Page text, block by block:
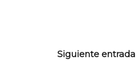
Siguiente entrada